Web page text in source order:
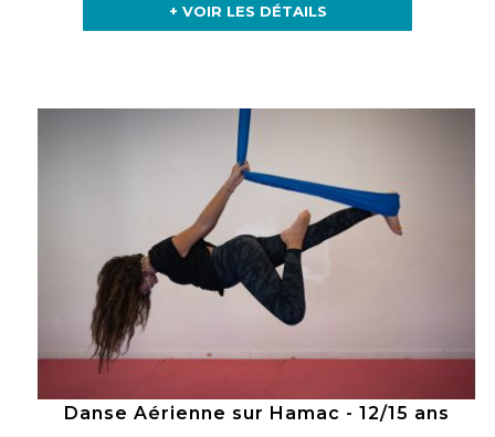
+ VOIR LES DÉTAILS
Danse Aérienne sur Hamac - 12/15 ans